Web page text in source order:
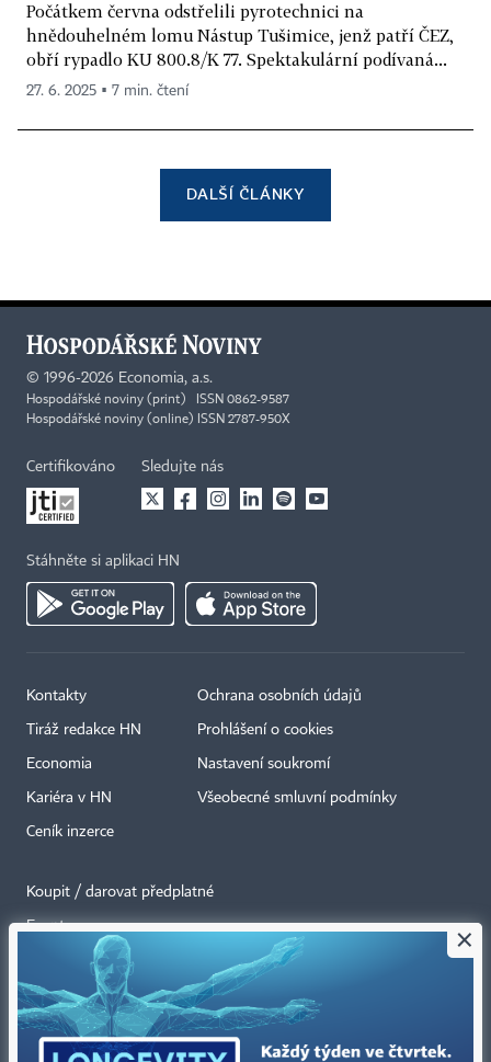
Počátkem června odstřelili pyrotechnici na
hnědouhelném lomu Nástup Tušimice, jenž patří ČEZ,
obří rypadlo KU 800.8/K 77. Spektakulární podívaná...
27. 6. 2025 ▪ 7 min. čtení
DALŠÍ ČLÁNKY
© 1996-2026 Economia, a.s.
Hospodářské noviny (print) ISSN 0862-9587
Hospodářské noviny (online) ISSN 2787-950X
Certifikováno Sledujte nás
Stáhněte si aplikaci HN
Kontakty
Tiráž redakce HN
Economia
Kariéra v HN
Ceník inzerce
Ochrana osobních údajů
Prohlášení o cookies
Nastavení soukromí
Všeobecné smluvní podmínky
Koupit / darovat předplatné
Eventy
Newslettery
RSS kanály
×